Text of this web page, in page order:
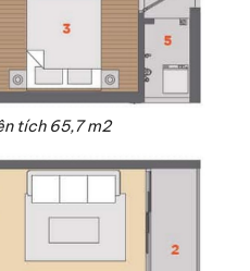
tích 65,7 m2